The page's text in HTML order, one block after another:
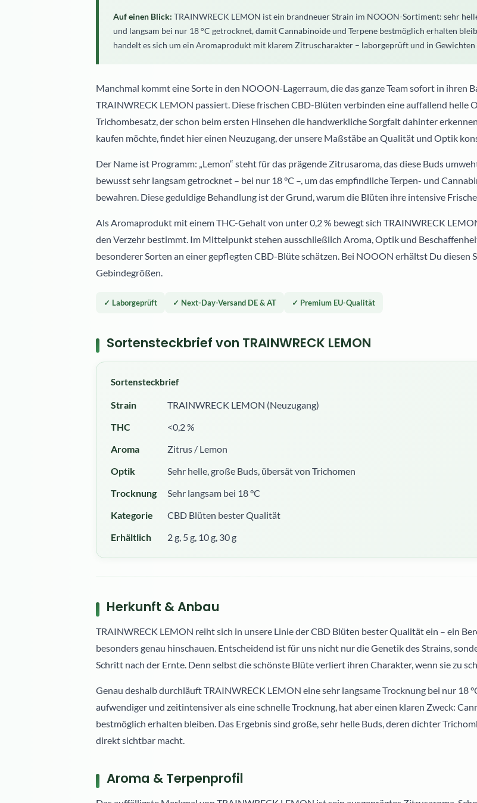
Auf einen Blick: TRAINWRECK LEMON ist ein brandneuer Strain im NOOON-Sortiment: sehr
und langsam bei nur 18 °C getrocknet, damit Cannabinoide und Terpene bestmöglich erhalten
handelt es sich um ein Aromaprodukt mit klarem Zitruscharakter – laborgeprüft und in Gewichten
Manchmal kommt eine Sorte in den NOOON-Lagerraum, die das ganze Team sofort in ihren
TRAINWRECK LEMON passiert. Diese frischen CBD-Blüten verbinden eine auffallend helle
Trichombesatz, der schon beim ersten Hinsehen die handwerkliche Sorgfalt dahinter
kaufen möchte, findet hier einen Neuzugang, der unsere Maßstäbe an Qualität und Optik
Der Name ist Programm: „Lemon“ steht für das prägende Zitrusaroma, das diese Buds
bewusst sehr langsam getrocknet – bei nur 18 °C –, um das empfindliche Terpen- und
bewahren. Diese geduldige Behandlung ist der Grund, warum die Blüten ihre intensive
Als Aromaprodukt mit einem THC-Gehalt von unter 0,2 % bewegt sich TRAINWRECK
den Verzehr bestimmt. Im Mittelpunkt stehen ausschließlich Aroma, Optik und
besonderer Sorten an einer gepflegten CBD-Blüte schätzen. Bei NOOON erhältst Du
Gebindegrößen.
✓ Laborgeprüft ✓ Next-Day-Versand DE & AT ✓ Premium EU-Qualität
Sortensteckbrief von TRAINWRECK LEMON
Sortensteckbrief
Strain
TRAINWRECK LEMON (Neuzugang)
THC
<0,2 %
Aroma
Zitrus / Lemon
Optik
Sehr helle, große Buds, übersät von Trichomen
Trocknung
Sehr langsam bei 18 °C
Kategorie
CBD Blüten bester Qualität
Erhältlich
2 g, 5 g, 10 g, 30 g
Herkunft & Anbau
TRAINWRECK LEMON reiht sich in unsere Linie der CBD Blüten bester Qualität ein – ein
besonders genau hinschauen. Entscheidend ist für uns nicht nur die Genetik des Strains,
Schritt nach der Ernte. Denn selbst die schönste Blüte verliert ihren Charakter, wenn sie zu
Genau deshalb durchläuft TRAINWRECK LEMON eine sehr langsame Trocknung bei nur 18
aufwendiger und zeitintensiver als eine schnelle Trocknung, hat aber einen klaren Zweck:
bestmöglich erhalten bleiben. Das Ergebnis sind große, sehr helle Buds, deren dichter
direkt sichtbar macht.
Aroma & Terpenprofil